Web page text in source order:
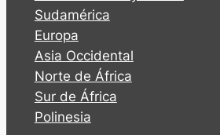
Sudamérica
Europa
Asia Occidental
Norte de África
Sur de África
Polinesia